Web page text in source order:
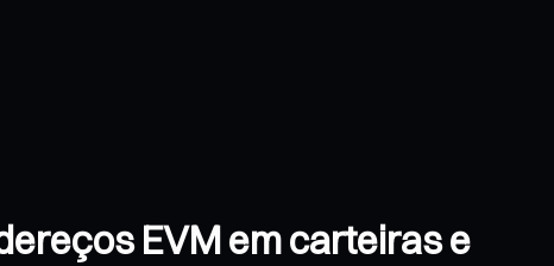
EVM em carteiras e